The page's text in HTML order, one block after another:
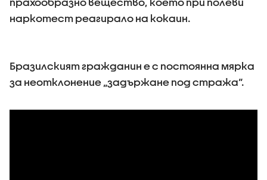
наркотест реагирало на кокаин.
Бразилският гражданин е с постоянна мярка
за неотклонение „задържане под стража“.